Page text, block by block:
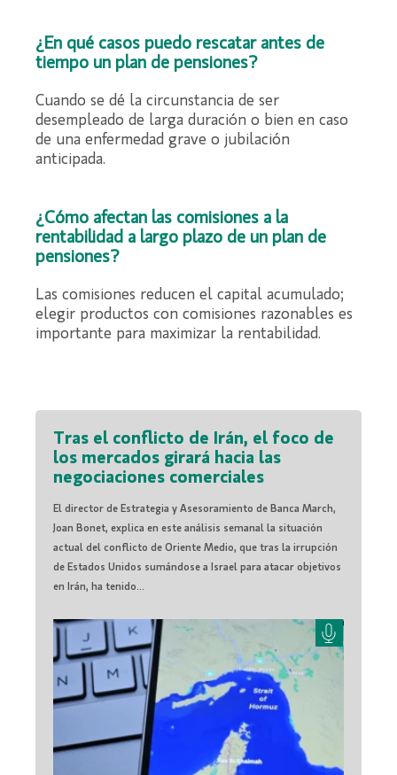
¿En qué casos puedo rescatar antes de
tiempo un plan de pensiones?
Cuando se dé la circunstancia de ser
desempleado de larga duración o bien en caso
de una enfermedad grave o jubilación
anticipada.
¿Cómo afectan las comisiones a la
rentabilidad a largo plazo de un plan de
pensiones?
Las comisiones reducen el capital acumulado;
elegir productos con comisiones razonables es
importante para maximizar la rentabilidad.
Tras el conflicto de Irán, el foco de
los mercados girará hacia las
negociaciones comerciales
El director de Estrategia y Asesoramiento de Banca March,
Joan Bonet, explica en este análisis semanal la situación
actual del conflicto de Oriente Medio, que tras la irrupción
de Estados Unidos sumándose a Israel para atacar objetivos
en Irán, ha tenido...